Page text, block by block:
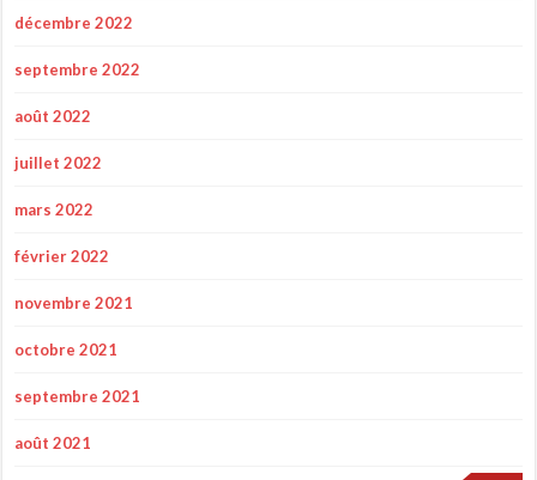
décembre 2022
septembre 2022
août 2022
juillet 2022
mars 2022
février 2022
novembre 2021
octobre 2021
septembre 2021
août 2021